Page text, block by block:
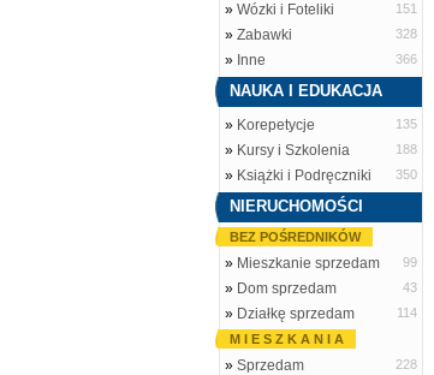
» Wózki i Foteliki 151
» Zabawki 328
» Inne 366
NAUKA I EDUKACJA
» Korepetycje 135
» Kursy i Szkolenia 188
» Książki i Podręczniki 350
NIERUCHOMOŚCI
BEZ POŚREDNIKÓW
» Mieszkanie sprzedam 99
» Dom sprzedam 43
» Działkę sprzedam
114
M I E S Z K A N I A
» Sprzedam 228